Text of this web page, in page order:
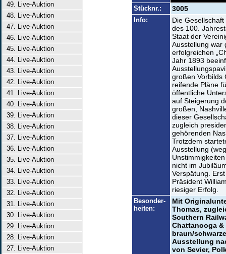
49. Live-Auktion
48. Live-Auktion
47. Live-Auktion
46. Live-Auktion
45. Live-Auktion
44. Live-Auktion
43. Live-Auktion
42. Live-Auktion
41. Live-Auktion
40. Live-Auktion
39. Live-Auktion
38. Live-Auktion
37. Live-Auktion
36. Live-Auktion
35. Live-Auktion
34. Live-Auktion
33. Live-Auktion
32. Live-Auktion
31. Live-Auktion
30. Live-Auktion
29. Live-Auktion
28. Live-Auktion
27. Live-Auktion
Stücknr.: 3005
Info:
Die
des 100.
Staat der
Ausstellung war
erfolgreichen
Jahr 1893
großen Vorbilds
reifende Pläne
öffentliche
auf Steigerung
großen,
dieser
zugleich
gehörenden
Trotzdem
Ausstellung
nicht im
Verspätung.
Präsident
riesiger Erfolg.
Besonder-
heiten:
Mit
Thomas,
Southern
Chattanooga &
braun/
Ausstellung
von Sevier,